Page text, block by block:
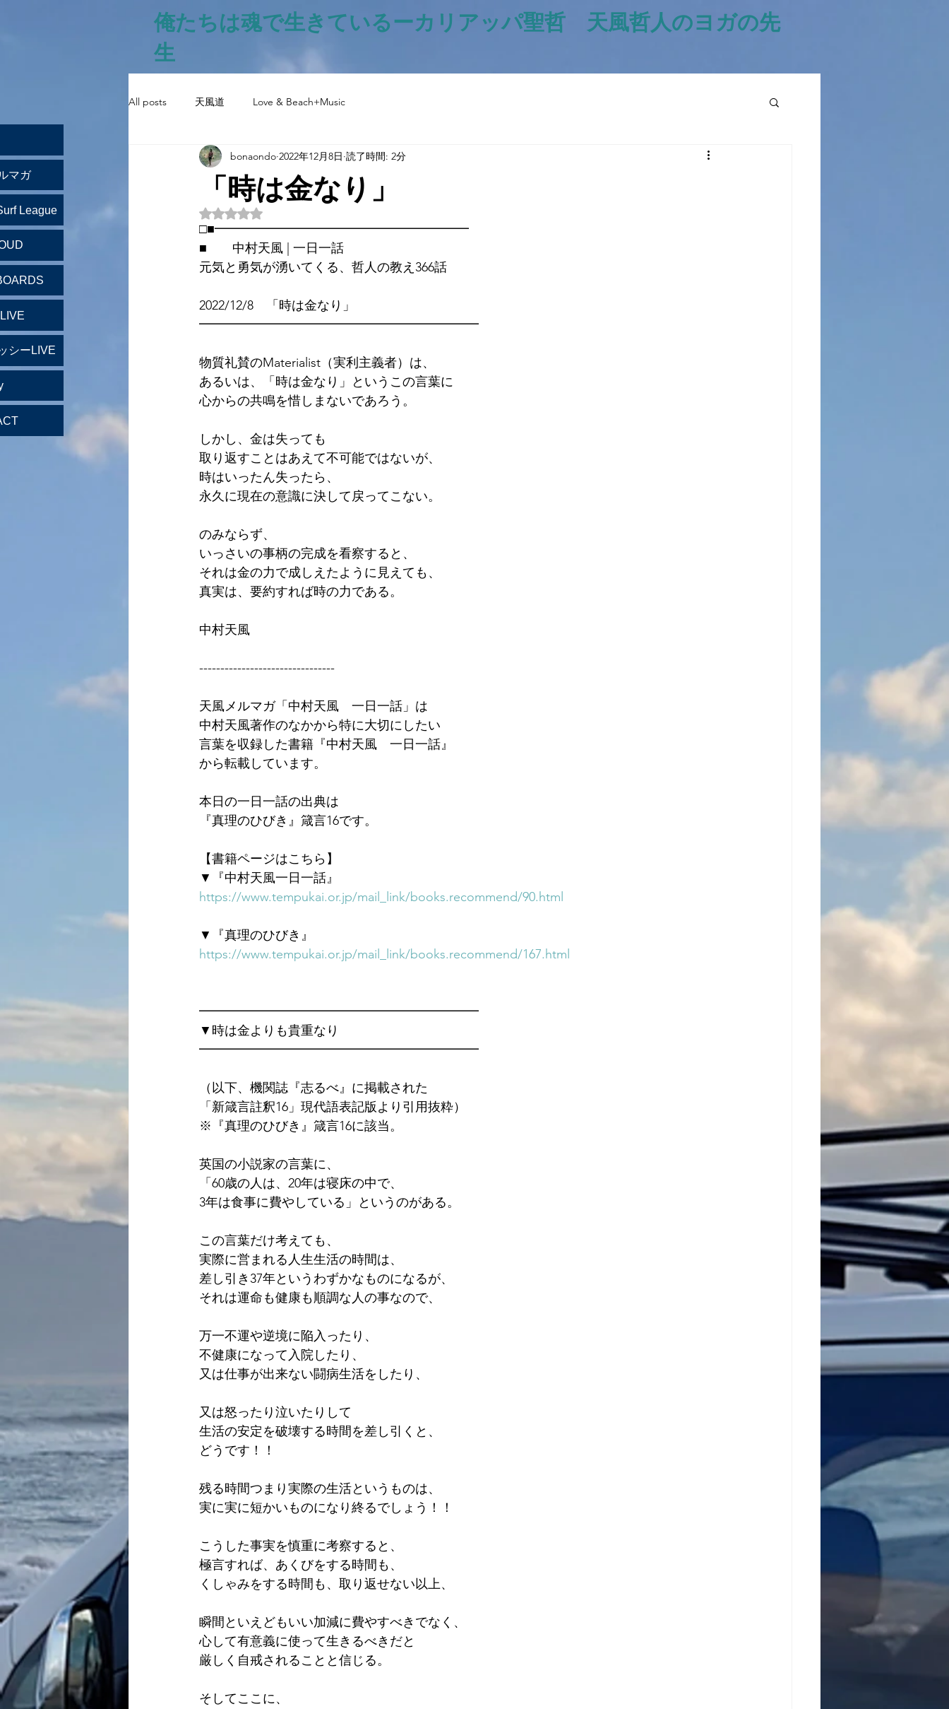
俺たちは魂で生きているー​カリアッパ聖哲 天風哲人のヨガの先
生
All posts 天風道 Love & Beach+Music
「時は金なり」
bonaondo 2022年12月8日 読了時間: 2分
5つ星のうちNaNと評価されています。
□■━━━━━━━━━━━━━━━━━━━━
■　　中村天風 | 一日一話
元気と勇気が湧いてくる、哲人の教え366話
2022/12/8　「時は金なり」
━━━━━━━━━━━━━━━━━━━━━━
物質礼賛のMaterialist（実利主義者）は、
あるいは、「時は金なり」というこの言葉に
心からの共鳴を惜しまないであろう。
しかし、金は失っても
取り返すことはあえて不可能ではないが、
時はいったん失ったら、
永久に現在の意識に決して戻ってこない。
のみならず、
いっさいの事柄の完成を看察すると、
それは金の力で成しえたように見えても、
真実は、要約すれば時の力である。
中村天風
--------------------------------
天風メルマガ「中村天風　一日一話」は
中村天風著作のなかから特に大切にしたい
言葉を収録した書籍『中村天風　一日一話』
から転載しています。
本日の一日一話の出典は
『真理のひびき』箴言16です。
【書籍ページはこちら】
▼『中村天風一日一話』
https://www.tempukai.or.jp/mail_link/books.recommend/90.html
▼『真理のひびき』
https://www.tempukai.or.jp/mail_link/books.recommend/167.html
━━━━━━━━━━━━━━━━━━━━━━
▼時は金よりも貴重なり
━━━━━━━━━━━━━━━━━━━━━━
（以下、機関誌『志るべ』に掲載された
「新箴言註釈16」現代語表記版より引用抜粋）
※『真理のひびき』箴言16に該当。
英国の小説家の言葉に、
「60歳の人は、20年は寝床の中で、
3年は食事に費やしている」というのがある。
この言葉だけ考えても、
実際に営まれる人生生活の時間は、
差し引き37年というわずかなものになるが、
それは運命も健康も順調な人の事なので、
万一不運や逆境に陥入ったり、
不健康になって入院したり、
又は仕事が出来ない闘病生活をしたり、
又は怒ったり泣いたりして
生活の安定を破壊する時間を差し引くと、
どうです！！
残る時間つまり実際の生活というものは、
実に実に短かいものになり終るでしょう！！
こうした事実を慎重に考察すると、
極言すれば、あくびをする時間も、
くしゃみをする時間も、取り返せない以上、
瞬間といえどもいい加減に費やすべきでなく、
心して有意義に使って生きるべきだと
厳しく自戒されることと信じる。
そしてここに、
マガ
League
シーLIVE